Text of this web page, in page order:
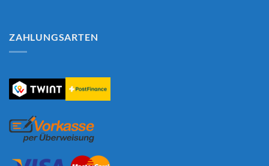
ZAHLUNGSARTEN